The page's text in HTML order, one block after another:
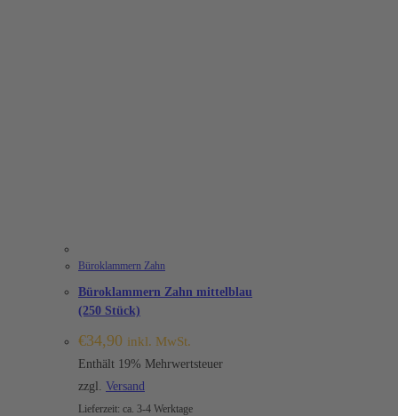
Büroklammern Zahn
Büroklammern Zahn mittelblau
(250 Stück)
€34,90 inkl. MwSt.
Enthält 19% Mehrwertsteuer
zzgl. Versand
Lieferzeit: ca. 3-4 Werktage